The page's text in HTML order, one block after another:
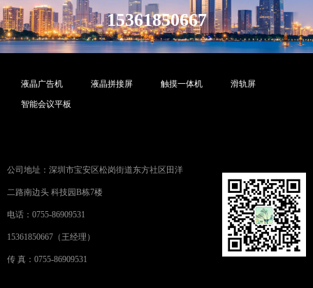
15361850667
液晶广告机 液晶拼接屏 触摸一体机 滑轨屏
智能会议平板
公司地址：深圳市宝安区松岗街道东方社区田洋
二路南边头 科技园B栋7楼
电话：0755-86909531
15361850667（王经理）
传 真：0755-86909531